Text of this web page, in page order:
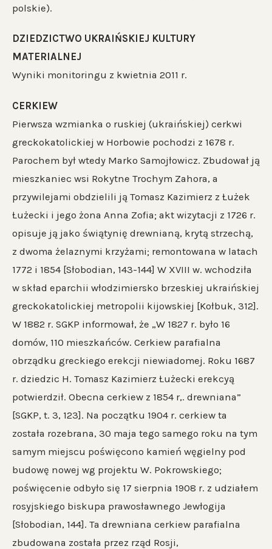
polskie).
DZIEDZICTWO UKRAIŃSKIEJ KULTURY
MATERIALNEJ
Wyniki monitoringu z kwietnia 2011 r.
CERKIEW
Pierwsza wzmianka o ruskiej (ukraińskiej) cerkwi
greckokatolickiej w Horbowie pochodzi z 1678 r.
Parochem był wtedy Marko Samojłowicz. Zbudował ją
mieszkaniec wsi Rokytne Trochym Zahora, a
przywilejami obdzielili ją Tomasz Kazimierz z Łużek
Łużecki i jego żona Anna Zofia; akt wizytacji z 1726 r.
opisuje ją jako świątynię drewnianą, krytą strzechą,
z dwoma żelaznymi krzyżami; remontowana w latach
1772 i 1854 [Słobodian, 143-144] W XVIII w. wchodziła
w skład eparchii włodzimiersko brzeskiej ukraińskiej
greckokatolickiej metropolii kijowskiej [Kołbuk, 312].
W 1882 r. SGKP informował, że „W 1827 r. było 16
domów, 110 mieszkańców. Cerkiew parafialna
obrządku greckiego erekcji niewiadomej. Roku 1687
r. dziedzic H. Tomasz Kazimierz Łużecki erekcyą
potwierdził. Obecna cerkiew z 1854 r,. drewniana”
[SGKP, t. 3, 123]. Na początku 1904 r. cerkiew ta
została rozebrana, 30 maja tego samego roku na tym
samym miejscu poświęcono kamień węgielny pod
budowę nowej wg projektu W. Pokrowskiego;
poświęcenie odbyło się 17 sierpnia 1908 r. z udziałem
rosyjskiego biskupa prawosławnego Jewłogija
[Słobodian, 144]. Ta drewniana cerkiew parafialna
zbudowana została przez rząd Rosji,